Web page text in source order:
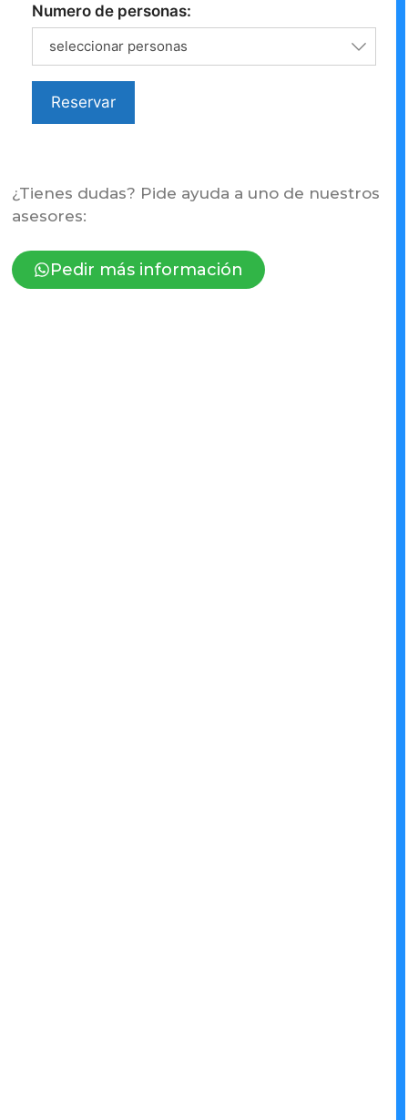
Numero de personas:
seleccionar personas
Reservar
¿Tienes dudas? Pide ayuda a uno de nuestros
asesores:
Pedir más información